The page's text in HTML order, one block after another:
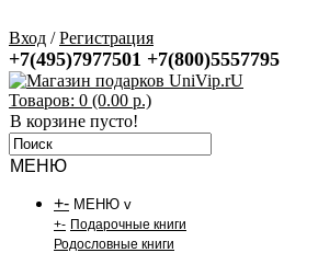
Вход /Регистрация
+7(495)7977501 +7(800)5557795
Товаров: 0 (0.00 р.)
В корзине пусто!
МЕНЮ
+- МЕНЮ v
+- Подарочные книги
Родословные книги